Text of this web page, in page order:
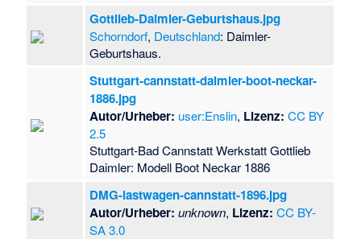
Gottlieb-Daimler-Geburtshaus.jpg
Schorndorf, Deutschland: Daimler-
Geburtshaus.
Stuttgart-cannstatt-daimler-boot-neckar-
1886.jpg
Autor/Urheber: user:Enslin, Lizenz: CC BY
2.5
Stuttgart-Bad Cannstatt Werkstatt Gottlieb
Daimler: Modell Boot Neckar 1886
DMG-lastwagen-cannstatt-1896.jpg
Autor/Urheber: unknown, Lizenz: CC BY-
SA 3.0